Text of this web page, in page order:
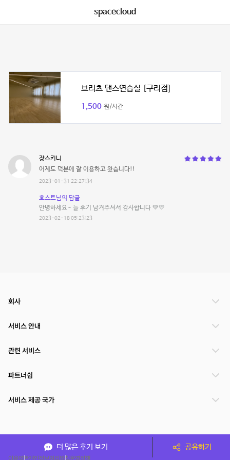
spacecloud
브리츠 댄스연습실 [구리점]
1,500 원/시간
장스키니
어제도 덕분에 잘 이용하고 왔습니다!!
2023-01-31 22:27:34
호스트님의 답글
안녕하세요~ 늘 후기 남겨주셔서 감사합니다 💚💛
2023-02-18 05:23:23
더 많은 후기 보기 공유하기
회사
서비스 안내
관련 서비스
파트너쉽
서비스 제공 국가
이용약관개인정보처리방침운영정책